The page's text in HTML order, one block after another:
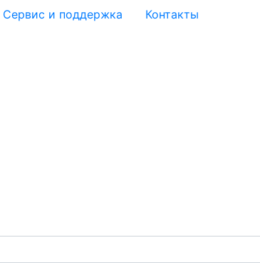
Сервис и поддержка Контакты